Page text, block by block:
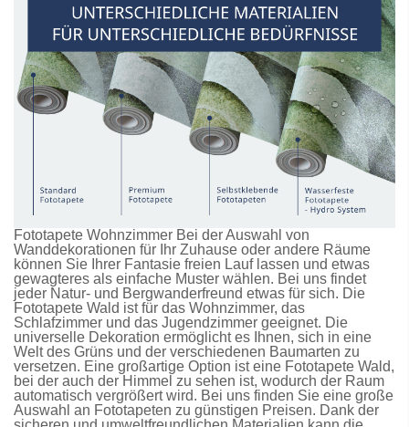
Fototapete Wohnzimmer Bei der Auswahl von
Wanddekorationen für Ihr Zuhause oder andere Räume
können Sie Ihrer Fantasie freien Lauf lassen und etwas
gewagteres als einfache Muster wählen. Bei uns findet
jeder Natur- und Bergwanderfreund etwas für sich. Die
Fototapete Wald ist für das Wohnzimmer, das
Schlafzimmer und das Jugendzimmer geeignet. Die
universelle Dekoration ermöglicht es Ihnen, sich in eine
Welt des Grüns und der verschiedenen Baumarten zu
versetzen. Eine großartige Option ist eine Fototapete Wald,
bei der auch der Himmel zu sehen ist, wodurch der Raum
automatisch vergrößert wird. Bei uns finden Sie eine große
Auswahl an Fototapeten zu günstigen Preisen. Dank der